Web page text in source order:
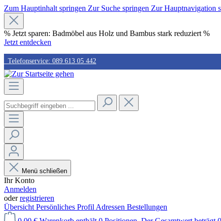
Zum Hauptinhalt springen Zur Suche springen Zur Hauptnavigation
% Jetzt sparen: Badmöbel aus Holz und Bambus stark reduziert %
Jetzt entdecken
Telefonservice: 089 613 05 442
Schneller Versand
30 Tage kostenlose Retoure
Sichere Bestellung
Menü schließen
Ihr Konto
Anmelden
oderregistrieren
Übersicht Persönliches Profil Adressen Bestellungen